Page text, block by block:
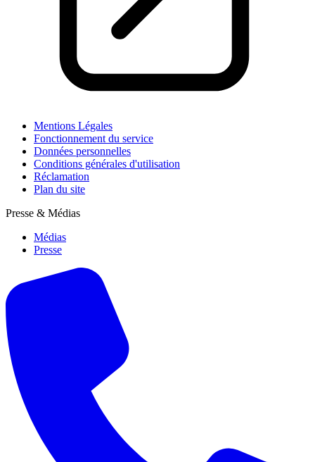
Mentions Légales
Fonctionnement du service
Données personnelles
Conditions générales d'utilisation
Réclamation
Plan du site
Presse & Médias
Médias
Presse